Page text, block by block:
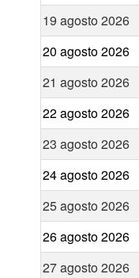
19 agosto 2026
20 agosto 2026
21 agosto 2026
22 agosto 2026
23 agosto 2026
24 agosto 2026
25 agosto 2026
26 agosto 2026
27 agosto 2026